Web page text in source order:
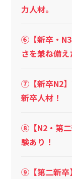
力人材。
⑥【新卒・
さを兼ね備え
⑦【新卒N2
新卒人材！
⑧【N2・第
験あり！
⑨【第二新卒